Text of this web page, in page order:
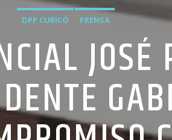
DPP CURICÓ PRENSA